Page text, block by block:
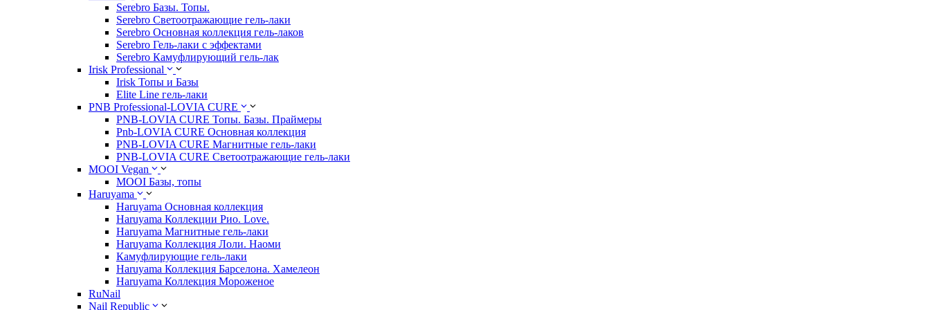
Serebro Базы. Топы.
Serebro Светоотражающие гель-лаки
Serebro Основная коллекция гель-лаков
Serebro Гель-лаки с эффектами
Serebro Камуфлирующий гель-лак
Irisk Professional
Irisk Топы и Базы
Elite Line гель-лаки
PNB Professional-LOVIA CURE
PNB-LOVIA CURE Топы. Базы. Праймеры
Pnb-LOVIA CURE Основная коллекция
PNB-LOVIA CURE Магнитные гель-лаки
PNB-LOVIA CURE Cветоотражающие гель-лаки
MOOI Vegan
MOOI Базы, топы
Haruyama
Haruyama Основная коллекция
Haruyama Коллекции Рио. Love.
Haruyama Магнитные гель-лаки
Haruyama Коллекция Лоли. Наоми
Камуфлирующие гель-лаки
Haruyama Коллекция Барселона. Хамелеон
Haruyama Коллекция Мороженое
RuNail
Nail Republic